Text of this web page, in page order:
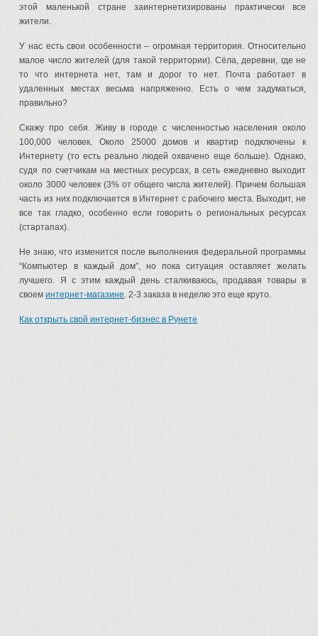
этой маленькой стране заинтернетизированы практически все
жители.
У нас есть свои особенности – огромная территория. Относительно
малое число жителей (для такой территории). Сёла, деревни, где не
то что интернета нет, там и дорог то нет. Почта работает в
удаленных местах весьма напряженно. Есть о чем задуматься,
правильно?
Скажу про себя. Живу в городе с численностью населения около
100,000 человек. Около 25000 домов и квартир подключены к
Интернету (то есть реально людей охвачено еще больше). Однако,
судя по счетчикам на местных ресурсах, в сеть ежедневно выходит
около 3000 человек (3% от общего числа жителей). Причем большая
часть из них подключается в Интернет с рабочего места. Выходит, не
все так гладко, особенно если говорить о региональных ресурсах
(стартапах).
Не знаю, что изменится после выполнения федеральной программы
“Компьютер в каждый дом”, но пока ситуация оставляет желать
лучшего. Я с этим каждый день сталкиваюсь, продавая товары в
своеминтернет-магазине. 2-3 заказа в неделю это еще круто.
Как открыть свой интернет-бизнес в Рунете